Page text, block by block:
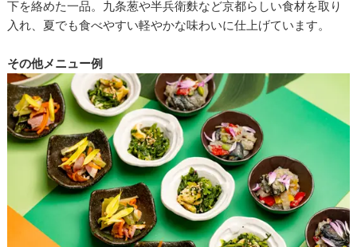
下を絡めた一品。九条葱や半兵衛麩など京都らしい食材を取り
入れ、夏でも食べやすい軽やかな味わいに仕上げています。
その他メニュー例